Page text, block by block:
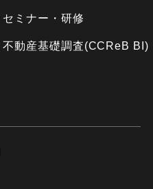
セミナー・研修
不動産基礎調査(CCReB BI)